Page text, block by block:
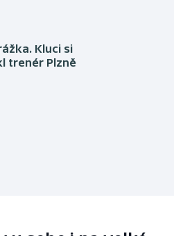
Kluci si
trenér Plzně